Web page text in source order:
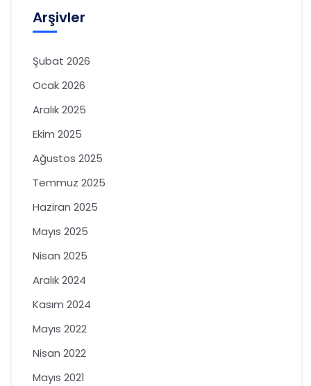
Arşivler
Şubat 2026
Ocak 2026
Aralık 2025
Ekim 2025
Ağustos 2025
Temmuz 2025
Haziran 2025
Mayıs 2025
Nisan 2025
Aralık 2024
Kasım 2024
Mayıs 2022
Nisan 2022
Mayıs 2021